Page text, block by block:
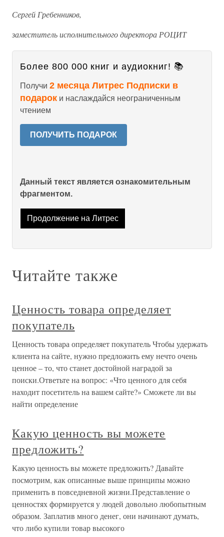
Сергей Гребенников,
заместитель исполнительного директора РОЦИТ
Более 800 000 книг и аудиокниг! 📚
Получи 2 месяца Литрес Подписки в
подарок и наслаждайся неограниченным
чтением
ПОЛУЧИТЬ ПОДАРОК
Данный текст является ознакомительным
фрагментом.
Продолжение на Литрес
Читайте также
Ценность товара определяет
покупатель
Ценность товара определяет покупатель Чтобы удержать
клиента на сайте, нужно предложить ему нечто очень
ценное – то, что станет достойной наградой за
поиски.Ответьте на вопрос: «Что ценного для себя
находит посетитель на вашем сайте?» Сможете ли вы
найти определение
Какую ценность вы можете
предложить?
Какую ценность вы можете предложить? Давайте
посмотрим, как описанные выше принципы можно
применить в повседневной жизни.Представление о
ценностях формируется у людей довольно любопытным
образом. Заплатив много денег, они начинают думать,
что либо купили товар высокого